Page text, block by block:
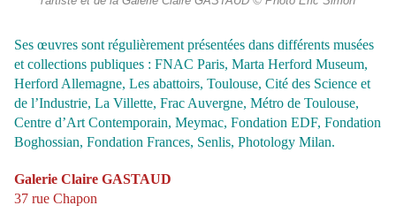
Ses œuvres sont régulièrement présentées dans différents musées
et collections publiques : FNAC Paris, Marta Herford Museum,
Herford Allemagne, Les abattoirs, Toulouse, Cité des Science et
de l’Industrie, La Villette, Frac Auvergne, Métro de Toulouse,
Centre d’Art Contemporain, Meymac, Fondation EDF, Fondation
Boghossian, Fondation Frances, Senlis, Photology Milan.
Galerie Claire GASTAUD
37 rue Chapon